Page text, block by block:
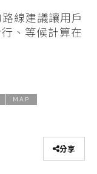
線建議讓用戶
、等候計算在
MAP
分享